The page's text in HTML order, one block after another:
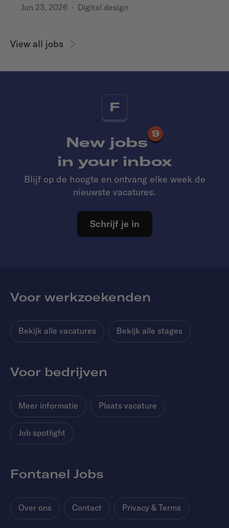
Jun 23, 2026 · Digital design
View all jobs
F
New jobs
9
in your inbox
Blijf op de hoogte en ontvang elke week de
nieuwste vacatures.
Schrijf je in
Voor werkzoekenden
Bekijk alle vacatures Bekijk alle stages
Voor bedrijven
Meer informatie Plaats vacature
Job spotlight
Fontanel Jobs
Over ons Contact Privacy & Terms